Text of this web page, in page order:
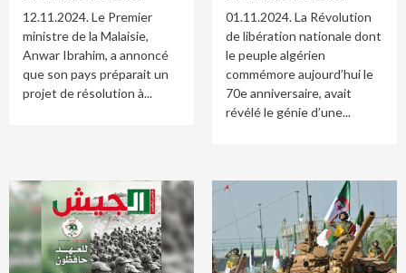
12.11.2024. Le Premier
ministre de la Malaisie,
Anwar Ibrahim, a annoncé
que son pays préparait un
projet de résolution à...
01.11.2024. La Révolution
de libération nationale dont
le peuple algérien
commémore aujourd’hui le
70e anniversaire, avait
révélé le génie d’une...